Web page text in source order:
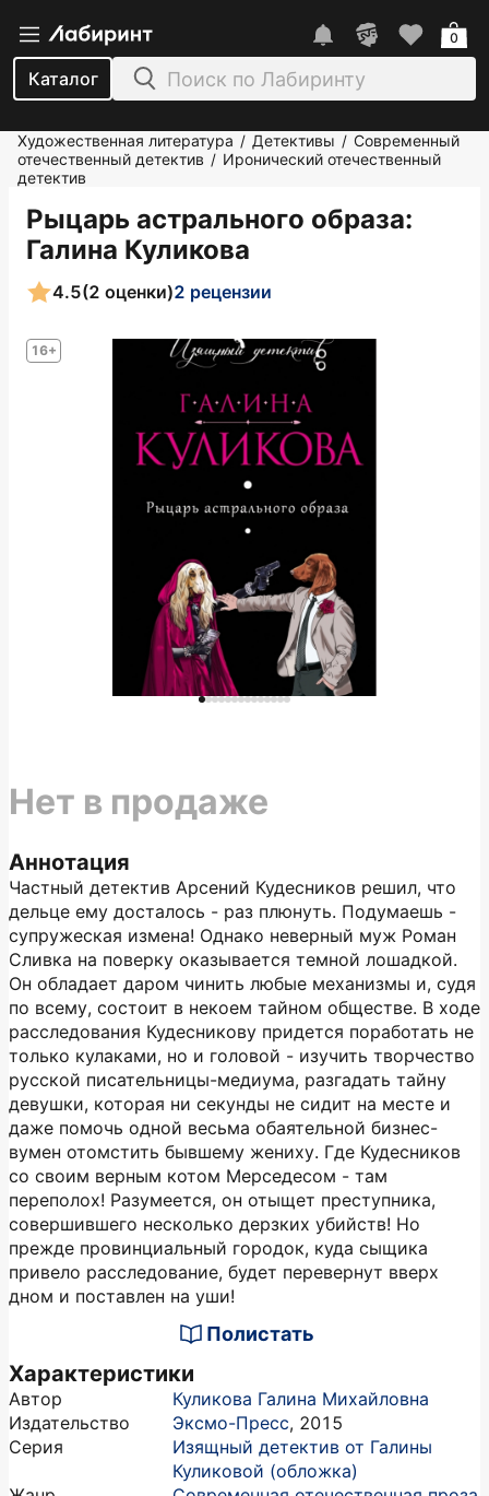
Каталог
0
Художественная литература / Детективы / Современный
отечественный детектив / Иронический отечественный
детектив
Рыцарь астрального образа:
Галина Куликова
16+
4.5(2 оценки)2 рецензии
Аннотация
Частный детектив Арсений Кудесников решил, что
дельце ему досталось - раз плюнуть. Подумаешь -
супружеская измена! Однако неверный муж Роман
Сливка на поверку оказывается темной лошадкой.
Он обладает даром чинить любые механизмы и, судя
по всему, состоит в некоем тайном обществе. В ходе
расследования Кудесникову придется поработать не
только кулаками, но и головой - изучить творчество
русской писательницы-медиума, разгадать тайну
девушки, которая ни секунды не сидит на месте и
даже помочь одной весьма обаятельной бизнес-
вумен отомстить бывшему жениху. Где Кудесников
со своим верным котом Мерседесом - там
переполох! Разумеется, он отыщет преступника,
совершившего несколько дерзких убийств! Но
прежде провинциальный городок, куда сыщика
привело расследование, будет перевернут вверх
дном и поставлен на уши!
Полистать
Характеристики
Автор
Куликова Галина Михайловна
Издательство
Эксмо-Пресс, 2015
Серия
Изящный детектив от Галины
Куликовой (обложка)
Нет в продаже